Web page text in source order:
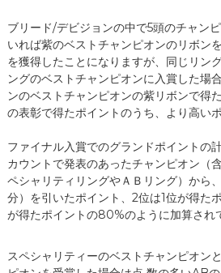
ブリード/デビジョンの中で5頭のチャン
いれば紫のベストチャンピオンのリボン
を獲得したことになりますが、同じリン
ングのベストチャンピオンに入賞した場
ンのベストチャンピオンの紫リボンで得
の表彰で得たポイントのうち、より高い
ファイナル入賞でのグランドポイントの
カウントで発表のあったチャンピオン（
ペシャリティリングやＡＢリング）から
分）を引いたポイント、2位は1位が得た
が得たポイントの80%のように加算され
スペシャリティーのベストチャンピオン